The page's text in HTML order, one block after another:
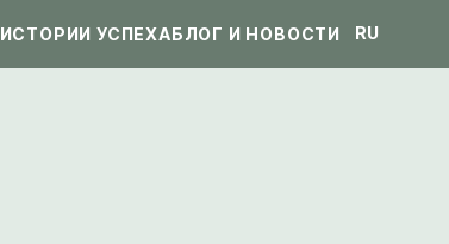
ИСТОРИИ УСПЕХАБЛОГ И НОВОСТИ RU